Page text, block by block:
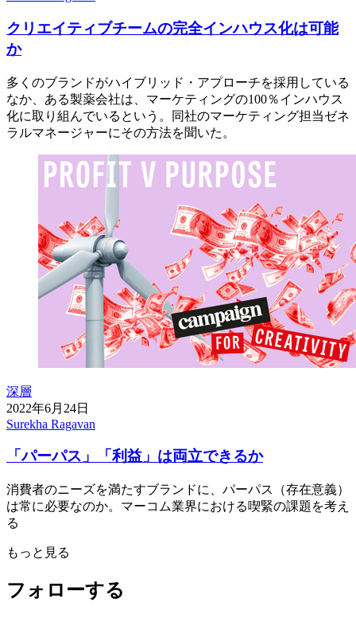
クリエイティブチームの完全インハウス化は可能
か
多くのブランドがハイブリッド・アプローチを採用している
なか、ある製薬会社は、マーケティングの100％インハウス
化に取り組んでいるという。同社のマーケティング担当ゼネ
ラルマネージャーにその方法を聞いた。
深層
2022年6月24日
Surekha Ragavan
「パーパス」「利益」は両立できるか
消費者のニーズを満たすブランドに、パーパス（存在意義）
は常に必要なのか。マーコム業界における喫緊の課題を考え
る
もっと見る
フォローする